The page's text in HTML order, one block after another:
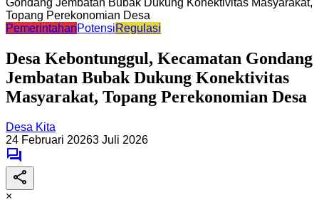
Gondang Jembatan Bubak Dukung Konektivitas Masyarakat,
Topang Perekonomian Desa
PemerintahanPotensiRegulasi
Desa Kebontunggul, Kecamatan Gondang
Jembatan Bubak Dukung Konektivitas
Masyarakat, Topang Perekonomian Desa
Desa Kita
24 Februari 20263 Juli 2026
×